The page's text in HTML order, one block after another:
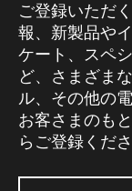
ご登録いただ
報、新製品や
ケート、スペ
ど、さまざま
ル、その他の
お客さまのも
らご登録くださ